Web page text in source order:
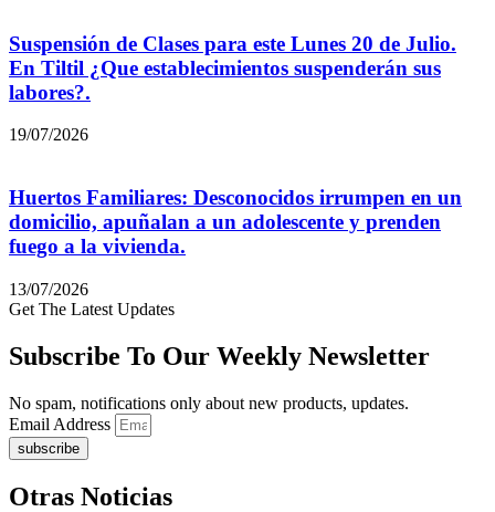
Suspensión de Clases para este Lunes 20 de Julio.
En Tiltil ¿Que establecimientos suspenderán sus
labores?.
19/07/2026
Huertos Familiares: Desconocidos irrumpen en un
domicilio, apuñalan a un adolescente y prenden
fuego a la vivienda.
13/07/2026
Get The Latest Updates
Subscribe To Our Weekly Newsletter
No spam, notifications only about new products, updates.
Email Address
subscribe
Otras Noticias